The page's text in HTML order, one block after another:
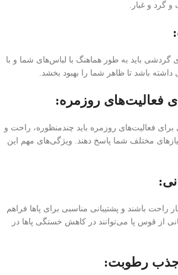
و گرد و غبار.
باید به طور هماهنگ با لباس‌های شما و با
باشد تا ظاهر شما را بهبود بخشد.
فعالیت‌های روزمره:
فعالیت‌های روزمره باید چندمنظوره، راحت و
نیازهای مختلف شما پاسخ دهند. ویژگی‌های مهم این
راحت باشند و پشتیبانی مناسبی برای پاها فراهم
از قوس پا می‌توانند در کاهش خستگی پاها در